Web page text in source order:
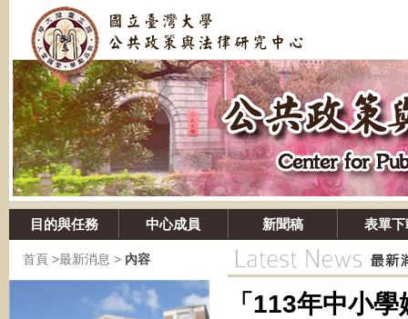
目的與任務 中心成員 新聞稿 表單下
首頁 >最新消息 > 內容
「113年中小